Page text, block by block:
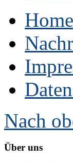
Home
Nach
Über uns